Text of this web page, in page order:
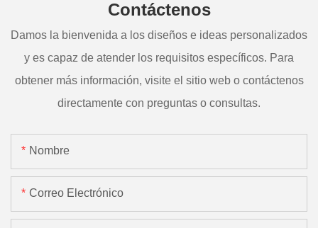
Contáctenos
Damos la bienvenida a los diseños e ideas personalizados
y es capaz de atender los requisitos específicos. Para
obtener más información, visite el sitio web o contáctenos
directamente con preguntas o consultas.
Nombre
Correo Electrónico